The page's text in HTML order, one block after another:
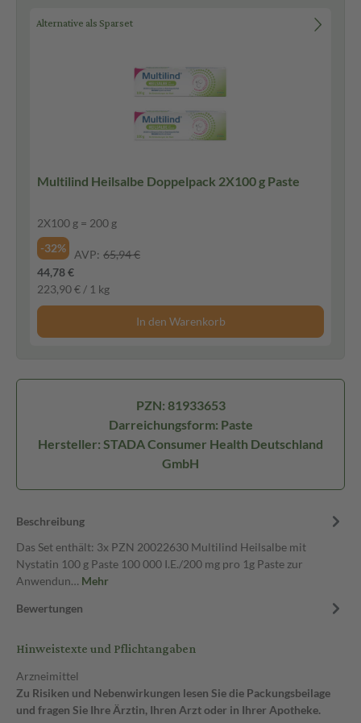
Alternative als Sparset
Multilind Heilsalbe Doppelpack 2X100 g Paste
2X100 g = 200 g
-32%
AVP: 65,94 €
44,78 €
223,90 € / 1 kg
In den Warenkorb
PZN: 81933653
Darreichungsform: Paste
Hersteller: STADA Consumer Health Deutschland
GmbH
Beschreibung
Das Set enthält: 3x PZN 20022630 Multilind Heilsalbe mit
Nystatin 100 g Paste 100 000 I.E./200 mg pro 1g Paste zur
Anwendun… Mehr
Bewertungen
Hinweistexte und Pflichtangaben
Arzneimittel
Zu Risiken und Nebenwirkungen lesen Sie die Packungsbeilage
und fragen Sie Ihre Ärztin, Ihren Arzt oder in Ihrer Apotheke.